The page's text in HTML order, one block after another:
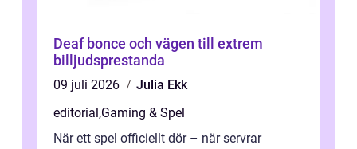
Deaf bonce och vägen till extrem
billjudsprestanda
09 juli 2026
Julia Ekk
editorial,Gaming & Spel
När ett spel officiellt dör – när servrar